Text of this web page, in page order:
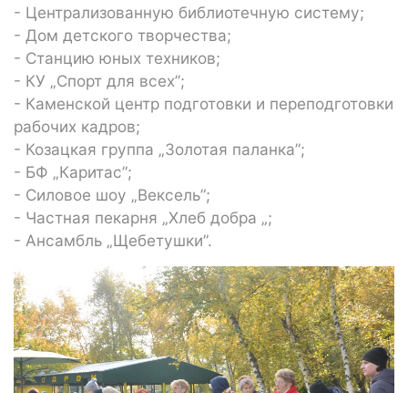
- Централизованную библиотечную систему;
- Дом детского творчества;
- Станцию юных техников;
- КУ „Спорт для всех”;
- Каменской центр подготовки и переподготовки
рабочих кадров;
- Козацкая группа „Золотая паланка”;
- БФ „Каритас”;
- Силовое шоу „Вексель”;
- Частная пекарня „Хлеб добра „;
- Ансамбль „Щебетушки”.